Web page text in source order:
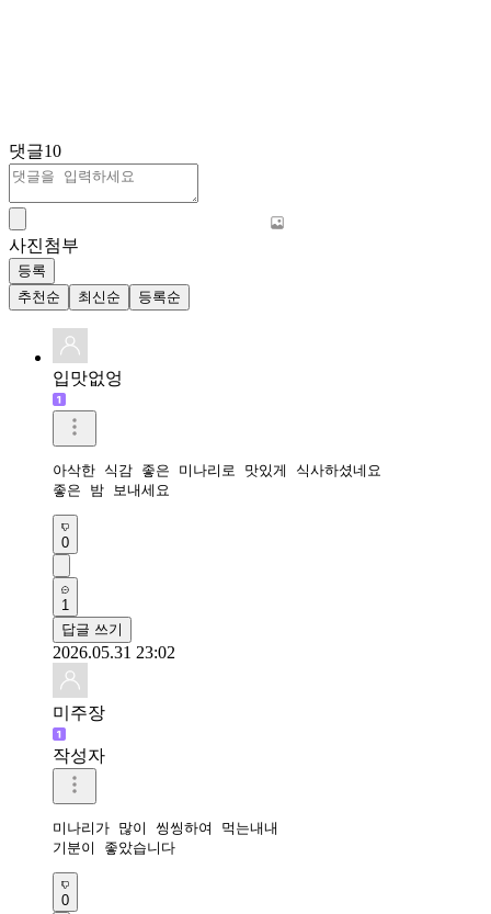
댓글10
사진첨부
등록
추천순
최신순 등록순
입맛없엉
아삭한 식감 좋은 미나리로 맛있게 식사하셨네요
좋은 밤 보내세요
0
1
답글 쓰기
2026.05.31 23:02
미주장
작성자
미나리가 많이 씽씽하여 먹는내내
기분이 좋았습니다
0